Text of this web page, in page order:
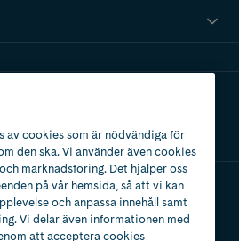
av cookies som är nödvändiga för
den ska. Vi använder även cookies
marknadsföring. Det hjälper oss
på vår hemsida, så att vi kan
och anpassa innehåll samt
Vi delar även informationen med
att acceptera cookies